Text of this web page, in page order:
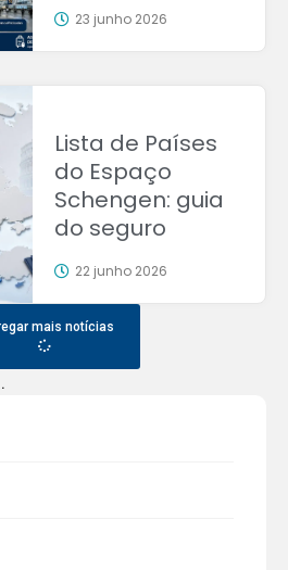
23 junho 2026
Lista de Países
do Espaço
Schengen: guia
do seguro
22 junho 2026
mais notícias